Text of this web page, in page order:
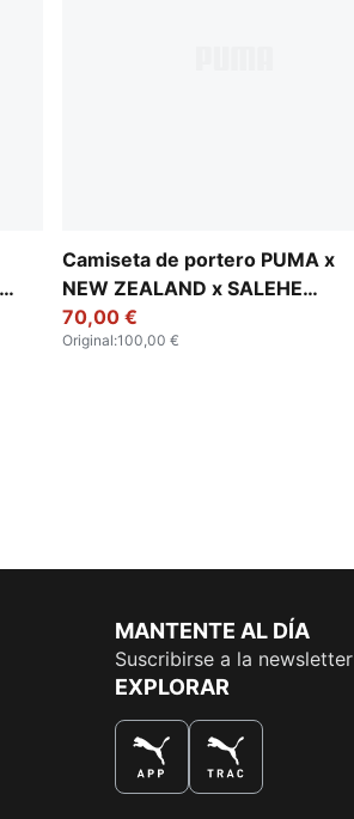
Camiseta de portero PUMA x
NEW ZEALAND x SALEHE
BEMBURY para hombre
70,00 €
Original:100,00 €
MANTENTE AL DÍA
Suscribirse a la newsletter
EXPLORAR